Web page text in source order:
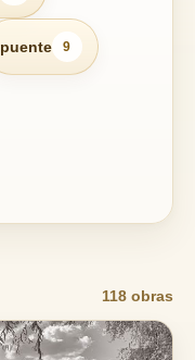
puente 9
118 obras